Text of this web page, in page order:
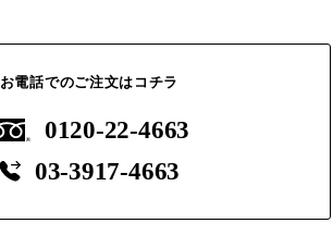
お電話でのご注文はコチラ
0120-22-4663
03-3917-4663